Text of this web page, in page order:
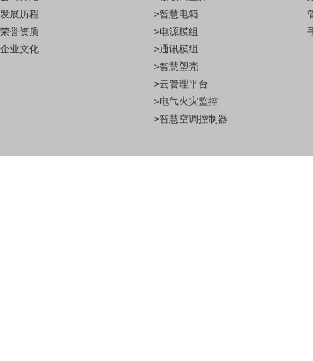
发展历程
荣誉资质
企业文化
>智慧电箱
>电源模组
>通讯模组
>智慧塑壳
>云管理平台
>电气火灾监控
>智慧空调控制器